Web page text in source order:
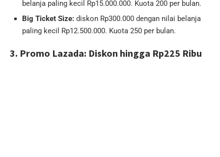
belanja paling kecil Rp15.000.000. Kuota 200 per bulan.
Big Ticket Size: diskon Rp300.000 dengan nilai belanja
paling kecil Rp12.500.000. Kuota 250 per bulan.
3. Promo Lazada: Diskon hingga Rp225 Ribu